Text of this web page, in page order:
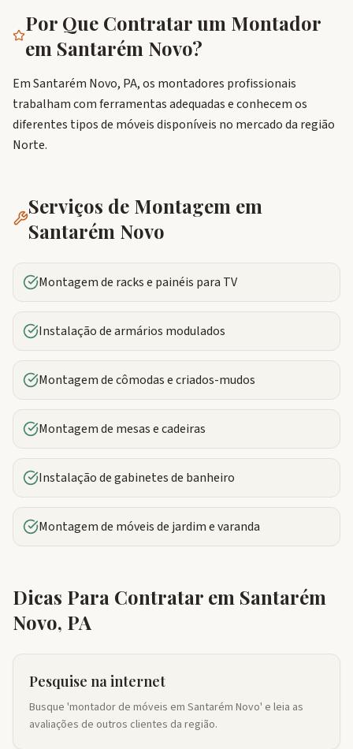
Por Que Contratar um Montador
em Santarém Novo?
Em Santarém Novo, PA, os montadores profissionais
trabalham com ferramentas adequadas e conhecem os
diferentes tipos de móveis disponíveis no mercado da região
Norte.
Serviços de Montagem em
Santarém Novo
Montagem de racks e painéis para TV
Instalação de armários modulados
Montagem de cômodas e criados-mudos
Montagem de mesas e cadeiras
Instalação de gabinetes de banheiro
Montagem de móveis de jardim e varanda
Dicas Para Contratar em Santarém
Novo, PA
Pesquise na internet
Busque 'montador de móveis em Santarém Novo' e leia as
avaliações de outros clientes da região.